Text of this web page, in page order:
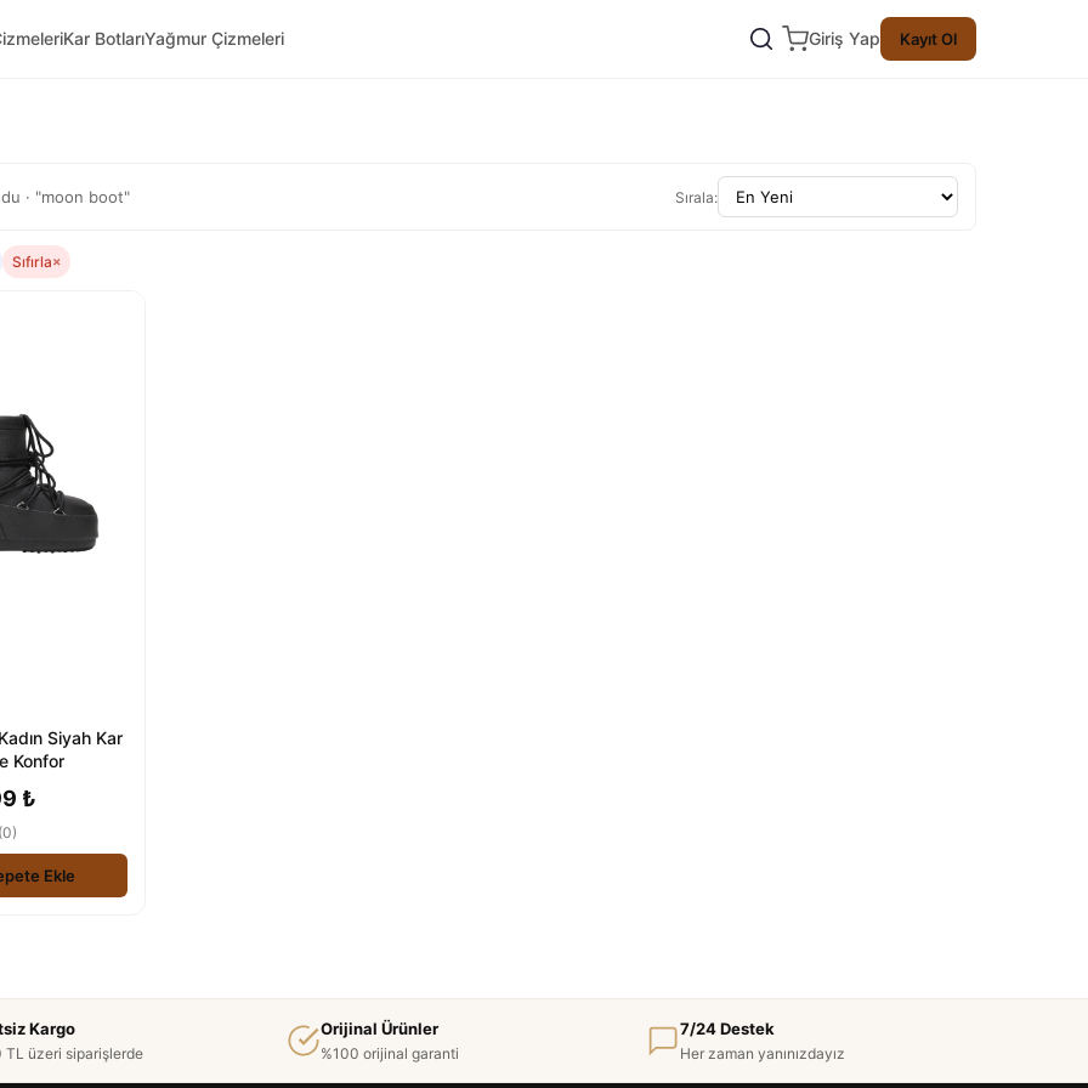
Kar BotlarıYağmur Çizmeleri Giriş Yap Kayıt Ol
· "moon boot" Sırala:
Sıfırla×
Siyah Kar
Konfor
₺
(0)
Ekle
Kargo
TL üzeri siparişlerde
Orijinal Ürünler
%100 orijinal garanti
7/24 Destek
Her zaman yanınızdayız